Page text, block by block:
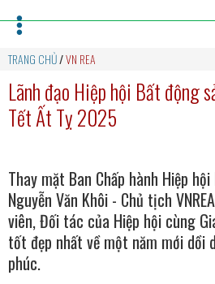
TRANG CHỦ/VN REA
Lãnh đạo Hiệp hội Bất động
Tết Ất Tỵ 2025
Thay mặt Ban Chấp hành Hiệp
Nguyễn Văn Khôi - Chủ tịch
viên, Đối tác của Hiệp hội cùng
tốt đẹp nhất về một năm mới dồi
phúc.